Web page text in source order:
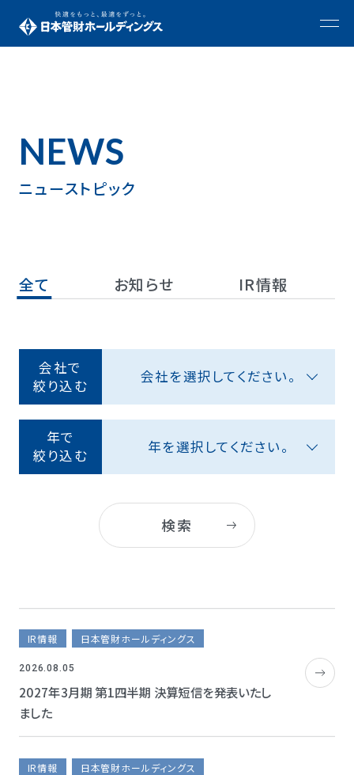
NEWS
ニューストピック
全て お知らせ IR情報
会社で
絞り込む
会社を選択してください。
年で
絞り込む
年を選択してください。
検索
IR情報 日本管財ホールディングス
2026.08.05
2027年3月期 第1四半期 決算短信を発表いたし
ました
IR情報 日本管財ホールディングス